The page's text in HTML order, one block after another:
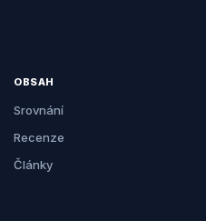
OBSAH
Srovnání
Recenze
Články